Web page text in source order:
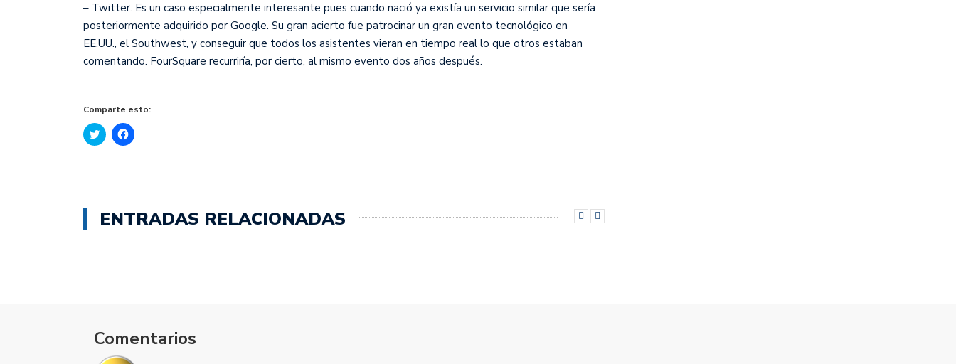
– Twitter. Es un caso especialmente interesante pues cuando nació ya existía un servicio similar que sería
posteriormente adquirido por Google. Su gran acierto fue patrocinar un gran evento tecnológico en
EE.UU., el Southwest, y conseguir que todos los asistentes vieran en tiempo real lo que otros estaban
comentando. FourSquare recurriría, por cierto, al mismo evento dos años después.
Comparte esto:
Haz
clic
una
ventana
Haz
clic
una
ventana
ENTRADAS RELACIONADAS
Comentarios